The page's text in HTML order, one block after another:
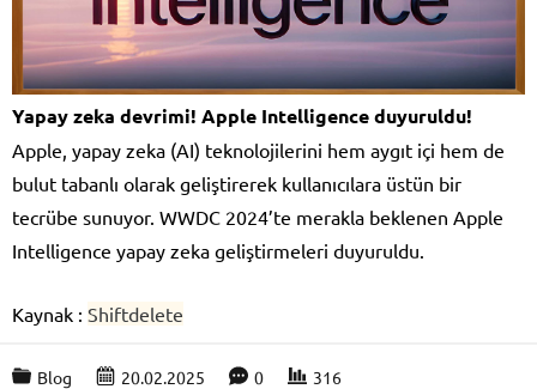
Yapay zeka devrimi! Apple Intelligence duyuruldu!
Apple, yapay zeka (AI) teknolojilerini hem aygıt içi hem de
bulut tabanlı olarak geliştirerek kullanıcılara üstün bir
tecrübe sunuyor. WWDC 2024’te merakla beklenen Apple
Intelligence yapay zeka geliştirmeleri duyuruldu.
Kaynak : Shiftdelete
Blog 20.02.2025 0 316